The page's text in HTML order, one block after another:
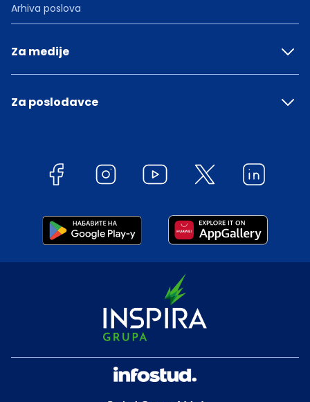
Arhiva poslova
Za medije
Za poslodavce